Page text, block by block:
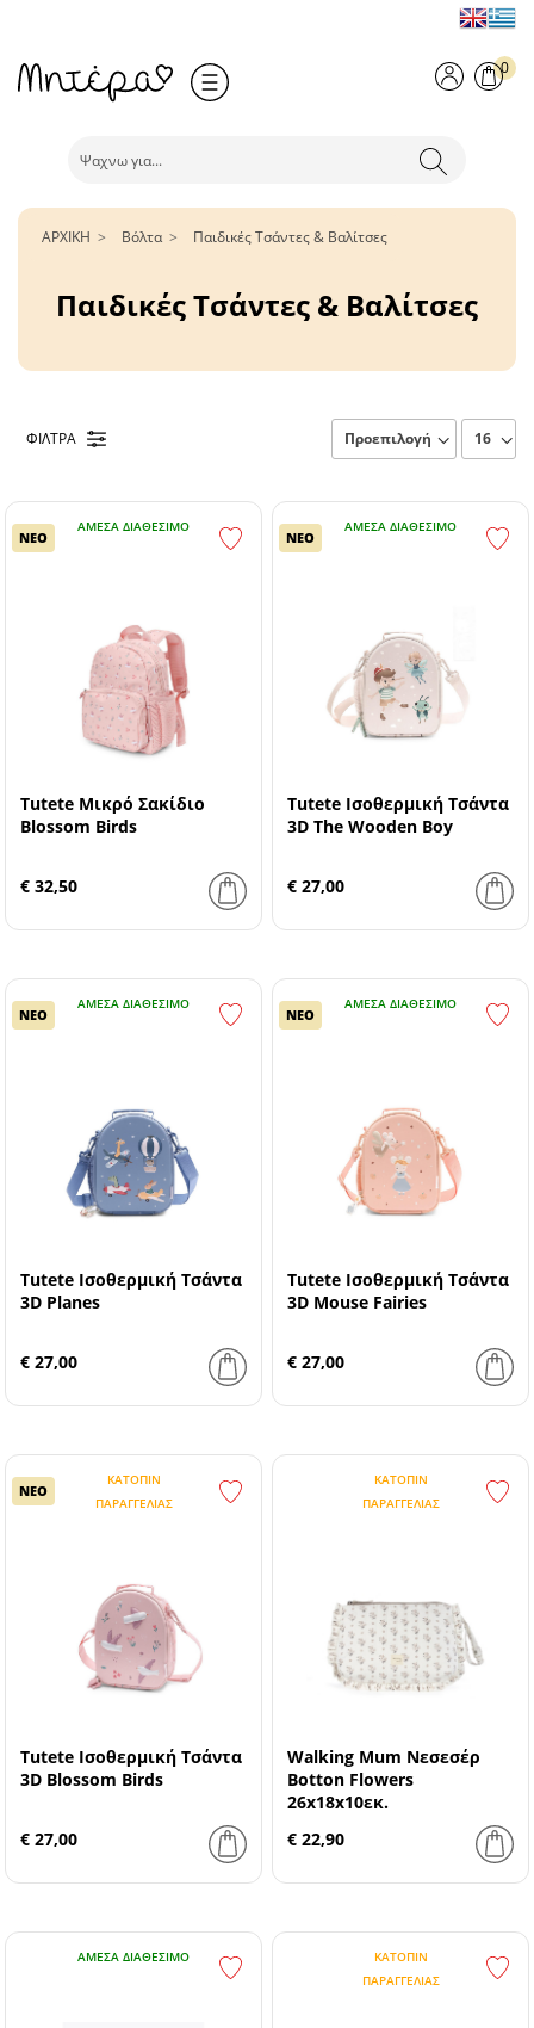
0
ΑΡΧΙΚΗ Βόλτα Παιδικές Τσάντες & Βαλίτσες
Παιδικές Τσάντες & Βαλίτσες
ΦΙΛΤΡΑ
ΆΜΕΣΑ ΔΙΑΘΈΣΙΜΟ
ΝΕΟ
Tutete Μικρό Σακίδιο
Blossom Birds
€ 32,50
ΆΜΕΣΑ ΔΙΑΘΈΣΙΜΟ
ΝΕΟ
Tutete Ισοθερμική Τσάντα
3D The Wooden Boy
€ 27,00
ΆΜΕΣΑ ΔΙΑΘΈΣΙΜΟ
ΝΕΟ
Tutete Ισοθερμική Τσάντα
3D Planes
€ 27,00
ΆΜΕΣΑ ΔΙΑΘΈΣΙΜΟ
ΝΕΟ
Tutete Ισοθερμική Τσάντα
3D Mouse Fairies
€ 27,00
ΚΑΤΌΠΙΝ
ΠΑΡΑΓΓΕΛΊΑΣ
ΝΕΟ
Tutete Ισοθερμική Τσάντα
3D Blossom Birds
€ 27,00
ΚΑΤΌΠΙΝ
ΠΑΡΑΓΓΕΛΊΑΣ
Walking Mum Νεσεσέρ
Botton Flowers
26x18x10εκ.
€ 22,90
ΆΜΕΣΑ ΔΙΑΘΈΣΙΜΟ
ΚΑΤΌΠΙΝ
ΠΑΡΑΓΓΕΛΊΑΣ